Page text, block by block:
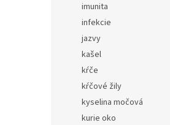
imunita
infekcie
jazvy
kašel
kŕče
kŕčové žily
kyselina močová
kurie oko